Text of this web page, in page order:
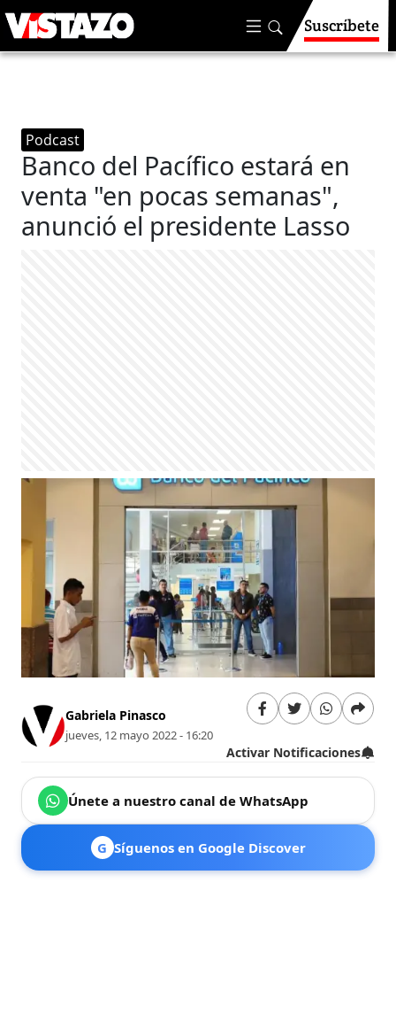
Suscríbete
Podcast
Banco del Pacífico estará en
venta "en pocas semanas",
anunció el presidente Lasso
Gabriela Pinasco
jueves, 12 mayo 2022 - 16:20
Activar Notificaciones
Únete a nuestro canal de WhatsApp
G Síguenos en Google Discover